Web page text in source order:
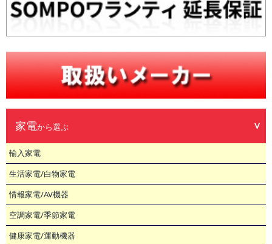
家電から選ぶ
輸入家電
生活家電/白物家電
情報家電/AV機器
空調家電/季節家電
健康家電/運動機器